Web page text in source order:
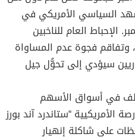
السياسي الأمريكي في
الإحباط العام للناخبين
وتفاقم فجوة عدم المساواة
سيؤدي إلى تحوُّل جيل
الأمريكيية “ستاندرد آند بورز
لحظات على شاكلة إنهيار